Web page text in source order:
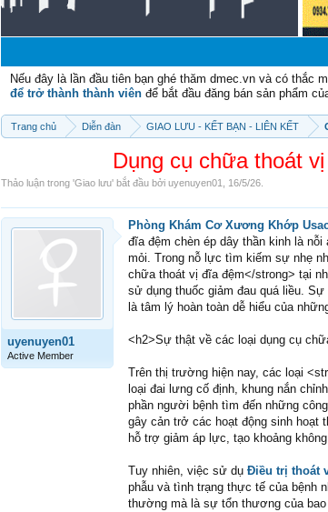
Nếu đây là lần đầu tiên bạn ghé thăm dmec.vn và có thắc
để trở thành thành viên để bắt đầu đăng bán sản phẩm
Trang chủ Diễn đàn GIAO LƯU - KẾT BẠN - LIÊN KẾT
Dụng cụ chữa thoát
Thảo luận trong 'Giao lưu' bắt đầu bởi uyenuyen01 16/5/26
uyenuyen01
Active Member
Phòng Khám Cơ Xương Khớp
đĩa đệm chèn ép dây thần kinh là
mỏi. Trong nỗ lực tìm kiếm sự nhẹ
chữa thoát vị đĩa đệm</strong> tại
sử dụng thuốc giảm đau quá liều.
là tâm lý hoàn toàn dễ hiểu của
<h2>Sự thật về các loại dụng cụ
Trên thị trường hiện nay, các loại
loại đai lưng cố định, khung nắn
phần người bệnh tìm đến những
gây cản trở các hoạt động sinh
hỗ trợ giảm áp lực, tạo khoảng
Tuy nhiên, việc sử dụ Điều trị thoát
phẫu và tình trạng thực tế của bệnh
thường mà là sự tổn thương của